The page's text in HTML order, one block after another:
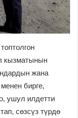
кызматынын
жана
бирге,
ушул илдетти
сөзсүз түрдө